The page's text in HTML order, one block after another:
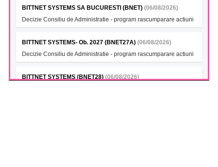
BITTNET SYSTEMS SA BUCURESTI (BNET) (06/08/2026)
Decizie Consiliu de Administratie - program rascumparare actiuni
BITTNET SYSTEMS- Ob. 2027 (BNET27A) (06/08/2026)
Decizie Consiliu de Administratie - program rascumparare actiuni
BITTNET SYSTEMS (BNET28) (06/08/2026)